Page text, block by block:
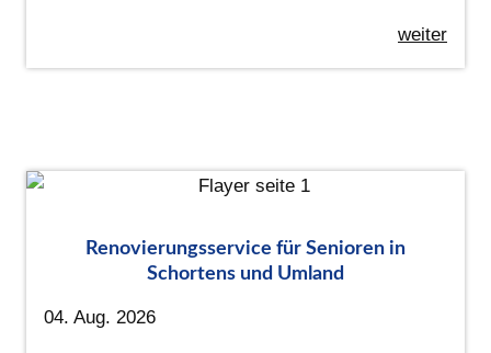
weiter
Renovierungsservice für Senioren in
Schortens und Umland
04. Aug. 2026